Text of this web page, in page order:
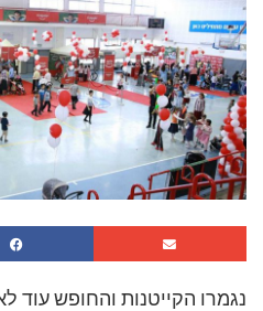
נגמרו הקייטנות והחופש עוד